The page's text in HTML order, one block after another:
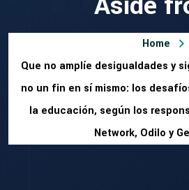
Home
Que no amplíe desigualdades y
no un fin en sí mismo: los
la educación, según los
Network, Odilo y